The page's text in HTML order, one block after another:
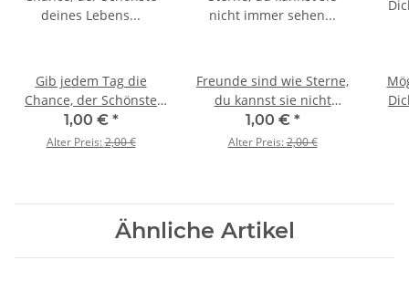
Gib jedem Tag die
Chance, der Schönste
deines Lebens zu
werden
1,00 € *
Alter Preis:2,00 €
Freunde sind wie Sterne,
du kannst sie nicht
immer sehen trotzdem
sind sie immer da
1,00 € *
Alter Preis:2,00 €
Ähnliche Artikel